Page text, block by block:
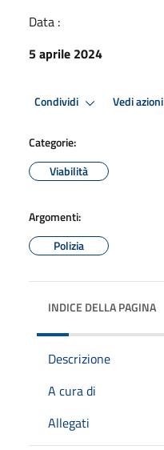
Data :
5 aprile 2024
Condividi Vedi azioni
Categorie:
Viabilità
Argomenti:
Polizia
INDICE DELLA PAGINA
Descrizione
A cura di
Allegati